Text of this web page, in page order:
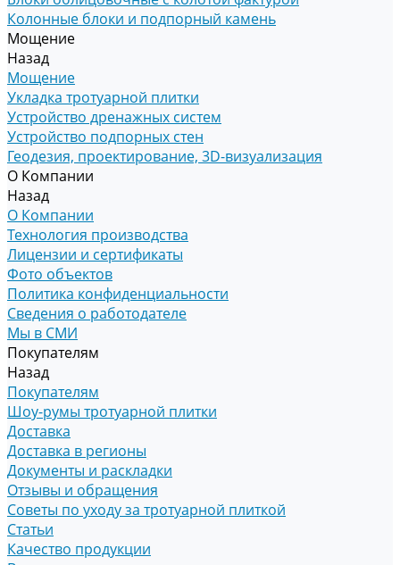
Колонные блоки и подпорный камень
Мощение
Назад
Мощение
Укладка тротуарной плитки
Устройство дренажных систем
Устройство подпорных стен
Геодезия, проектирование, 3D-визуализация
О Компании
Назад
О Компании
Технология производства
Лицензии и сертификаты
Фото объектов
Политика конфиденциальности
Сведения о работодателе
Мы в СМИ
Покупателям
Назад
Покупателям
Шоу-румы тротуарной плитки
Доставка
Доставка в регионы
Документы и раскладки
Отзывы и обращения
Советы по уходу за тротуарной плиткой
Статьи
Качество продукции